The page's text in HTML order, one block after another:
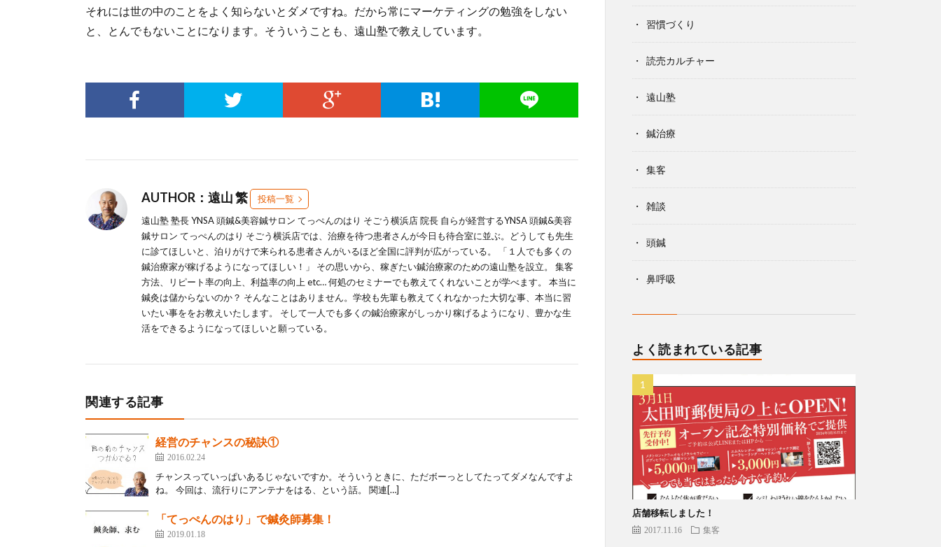
それには世の中のことをよく知らないとダメですね。だから常にマーケティングの勉強をしない
と、とんでもないことになります。そういうことも、遠山塾で教えしています。
AUTHOR：遠山 繁
投稿一覧
遠山塾 塾長 YNSA 頭鍼&美容鍼サロン てっぺんのはり そごう横浜店 院長 自らが経営するYNSA 頭鍼&美容
鍼サロン てっぺんのはり そごう横浜店では、治療を待つ患者さんが今日も待合室に並ぶ。どうしても先生
に診てほしいと、泊りがけで来られる患者さんがいるほど全国に評判が広がっている。 「１人でも多くの
鍼治療家が稼げるようになってほしい！」 その思いから、稼ぎたい鍼治療家のための遠山塾を設立。 集客
方法、リピート率の向上、利益率の向上 etc… 何処のセミナーでも教えてくれないことが学べます。 本当に
鍼灸は儲からないのか？ そんなことはありません。学校も先輩も教えてくれなかった大切な事、本当に習
いたい事ををお教えいたします。 そして一人でも多くの鍼治療家がしっかり稼げるようになり、豊かな生
活をできるようになってほしいと願っている。
関連する記事
経営のチャンスの秘訣①
2016.02.24
チャンスっていっぱいあるじゃないですか。そういうときに、ただボーっとしてたってダメなんですよ
ね。 今回は、流行りにアンテナをはる、という話。 関連[…]
「てっぺんのはり」で鍼灸師募集！
2019.01.18
習慣づくり
読売カルチャー
遠山塾
鍼治療
集客
雑談
頭鍼
鼻呼吸
よく読まれている記事
店舗移転しました！
2017.11.16 集客